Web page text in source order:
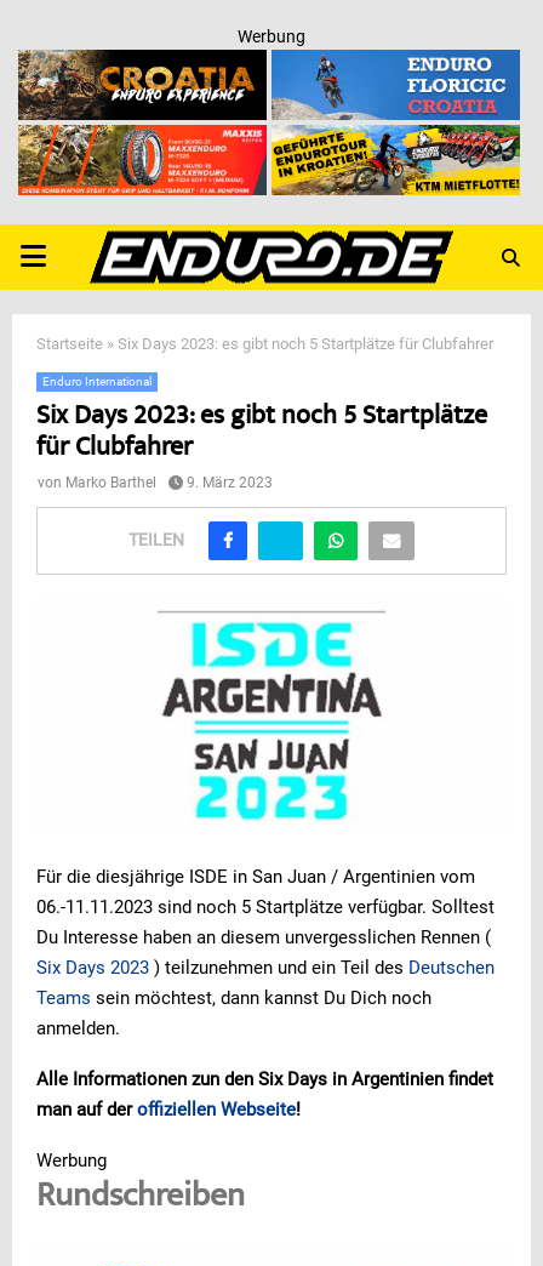
Werbung
PRIMARY
MENU
Startseite » Six Days 2023: es gibt noch 5 Startplätze für Clubfahrer
Enduro International
Six Days 2023: es gibt noch 5 Startplätze
für Clubfahrer
von Marko Barthel 9. März 2023
TEILEN
Für die diesjährige ISDE in San Juan / Argentinien vom
06.-11.11.2023 sind noch 5 Startplätze verfügbar. Solltest
Du Interesse haben an diesem unvergesslichen Rennen (
Six Days 2023 ) teilzunehmen und ein Teil des Deutschen
Teams sein möchtest, dann kannst Du Dich noch
anmelden.
Alle Informationen zun den Six Days in Argentinien findet
man auf deroffiziellen Webseite!
Werbung
Rundschreiben